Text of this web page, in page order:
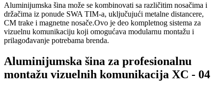
Aluminijumska šina može se kombinovati sa različitim nosačima i
držačima iz ponude SWA TIM-a, uključujući metalne distancere,
CM trake i magnetne nosače.Ovo je deo kompletnog sistema za
vizuelnu komunikaciju koji omogućava modularnu montažu i
prilagođavanje potrebama brenda.
Aluminijumska šina za profesionalnu
montažu vizuelnih komunikacija XC - 04